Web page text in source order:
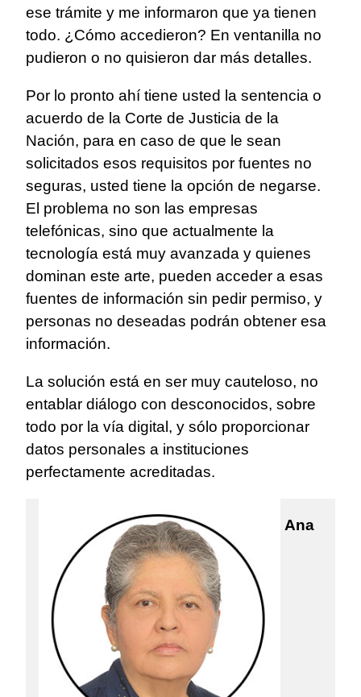
ese trámite y me informaron que ya tienen
todo. ¿Cómo accedieron? En ventanilla no
pudieron o no quisieron dar más detalles.
Por lo pronto ahí tiene usted la sentencia o
acuerdo de la Corte de Justicia de la
Nación, para en caso de que le sean
solicitados esos requisitos por fuentes no
seguras, usted tiene la opción de negarse.
El problema no son las empresas
telefónicas, sino que actualmente la
tecnología está muy avanzada y quienes
dominan este arte, pueden acceder a esas
fuentes de información sin pedir permiso, y
personas no deseadas podrán obtener esa
información.
La solución está en ser muy cauteloso, no
entablar diálogo con desconocidos, sobre
todo por la vía digital, y sólo proporcionar
datos personales a instituciones
perfectamente acreditadas.
Ana